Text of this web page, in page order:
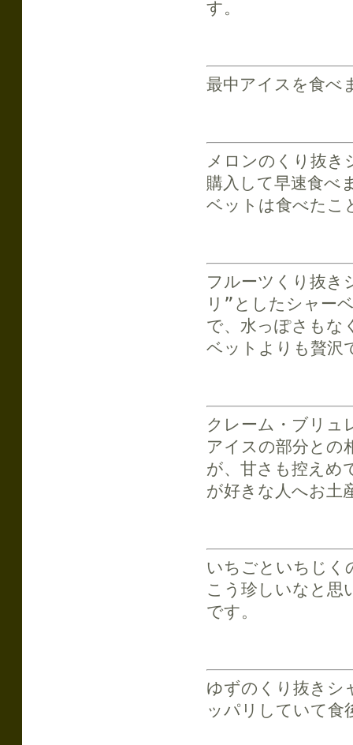
す。
最中アイスを食べ
メロンのくり抜き
購入して早速食べ
ベットは食べたこ
フルーツくり抜き
リ”としたシャー
で、水っぽさもな
ベットよりも贅沢
クレーム・ブリュ
アイスの部分との
が、甘さも控えめ
が好きな人へお土
いちごといちじく
こう珍しいなと思
です。
ゆずのくり抜きシ
ッパリしていて食